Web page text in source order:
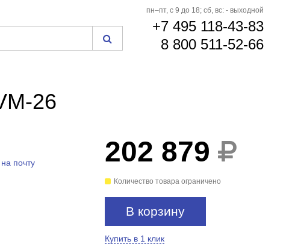
пн–пт, с 9 до 18; сб, вс: - выходной
+7 495 118-43-83
8 800 511-52-66
26
почту 202 879
Количество товара ограничено
В корзину
Купить в 1 клик